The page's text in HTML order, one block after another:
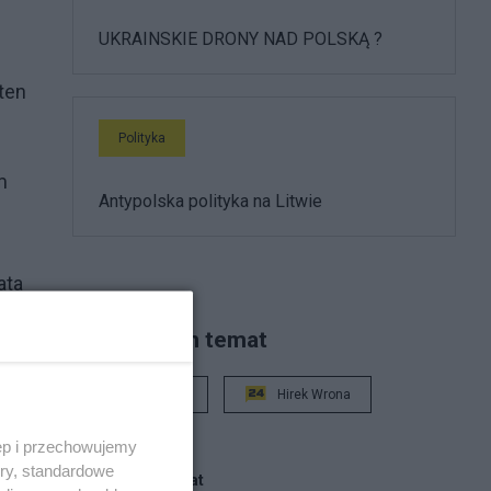
UKRAINSKIE DRONY NAD POLSKĄ ?
Polityka
Antypolska polityka na Litwie
Piszą na ten temat
Hirek Wrona
Blogi na ten temat
i przechowujemy
standardowe